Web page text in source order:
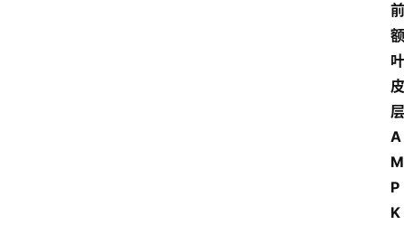
前
额
叶
皮
层
A
M
P
K